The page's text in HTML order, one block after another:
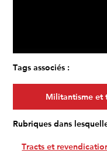
Tags associés :
Militantisme et
Rubriques dans
Tracts et